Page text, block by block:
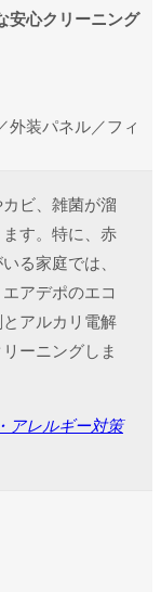
安心クリーニング
外装パネル／フィ
ビ、雑菌が溜
す。特に、赤
る家庭では、
アデポのエコ
アルカリ電解
ーニングしま
アレルギー対策